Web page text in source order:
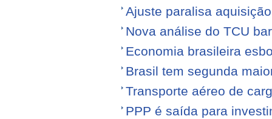
Ajuste paralisa
Nova análise do TCU
Economia brasileira
Brasil tem segunda
Transporte aéreo de
PPP é saída para